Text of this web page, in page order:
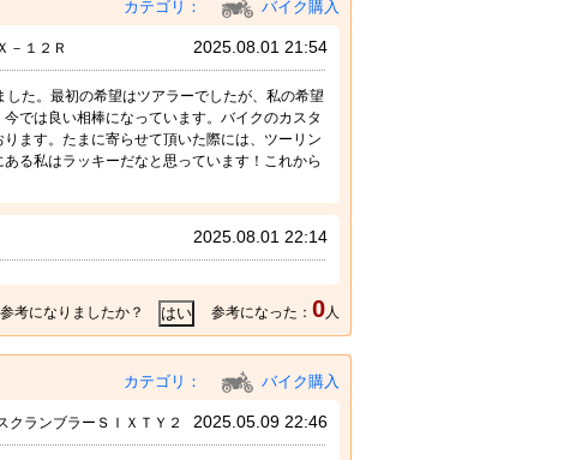
カテゴリ： バイク購入
－１２Ｒ 2025.08.01 21:54
た。最初の希望はツアラーでしたが、私の希望
では良い相棒になっています。バイクのカスタ
ます。たまに寄らせて頂いた際には、ツーリン
る私はラッキーだなと思っています！これから
2025.08.01 22:14
考になりましたか？ 参考になった： 0人
カテゴリ： バイク購入
クランブラーＳＩＸＴＹ２ 2025.05.09 22:46